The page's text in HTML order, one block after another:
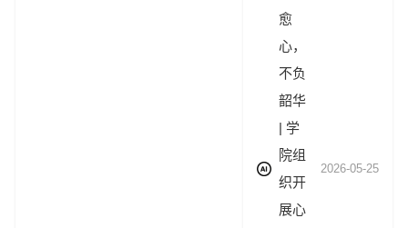
愈
心，
不负
韶华
| 学
院组
织开
展心
2026-05-25